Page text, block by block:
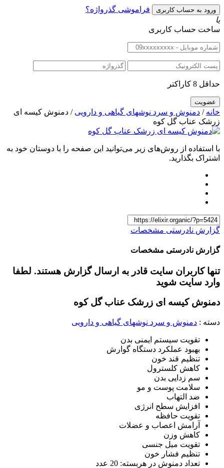
فراموشی گذرواژه؟
یا
ساخت حساب کاربری
حداقل 8 کاراکتر
خانه / دمنوش و سرد نوشهای گیاهی و دارویی / دمنوش کیسه ای
زرشک عناب گل کوه
با استفاده از روش‌های زیر می‌توانید این صفحه را با دوستان خود به
اشتراک بگذارید.
گزارش نادرستی مشخصات
گزارش نادرستی مشخصات
تنها کاربران سایت قادر به ارسال گزارش هستند. لطفا
وارد سایت شوید
دمنوش کیسه ای زرشک عناب گل کوه
دسته : دمنوش و سرد نوشهای گیاهی و دارویی
تقویت سیستم ایمنی بدن
بهبود عملکرد دستگاه گوارش
تنظیم قند خون
کاهش کلسترول
سم زدایی بدن
سلامت پوست و مو
ضد التهاب
افزایش سطح انرژی
تقویت حافظه
آرامش اعصاب و عضلات
کاهش وزن
تقویت میل جنسی
تنظیم فشار خون
تعداد دمنوش در هربسته: 20 عدد